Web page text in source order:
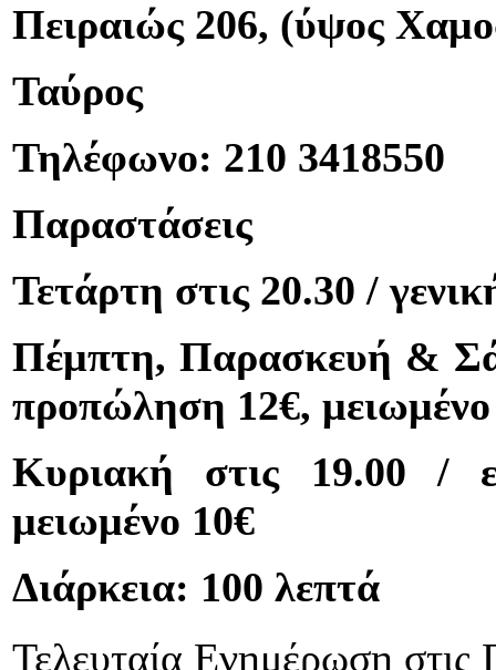
Πειραιώς 206, (ύψος
Ταύρος
Τηλέφωνο: 210 3418550
Παραστάσεις
Τετάρτη στις 20.30 /
Πέμπτη, Παρασκευή &
προπώληση 12€,
Κυριακή στις 19.00 /
μειωμένο 10€
Διάρκεια: 100 λεπτά
Τελευταία Ενημέρωση